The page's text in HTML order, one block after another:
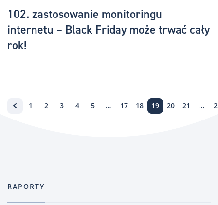
102. zastosowanie monitoringu
internetu – Black Friday może trwać cały
rok!
1 2 3 4 5 … 17 18 19 20 21 …
RAPORTY